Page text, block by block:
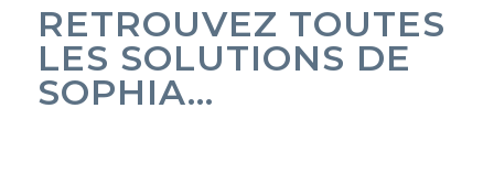
RETROUVEZ TOUTES
LES SOLUTIONS DE
SOPHIA…